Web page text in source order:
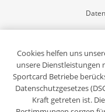
Cookies helfen uns
unsere Dienstleistungen
Sportcard Betriebe
Datenschutzgesetzes
Kraft getreten ist.